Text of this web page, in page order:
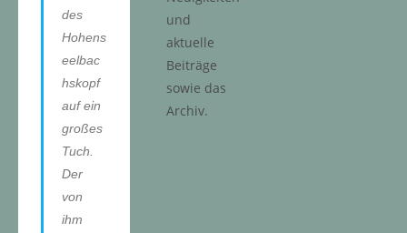
und
aktuelle
Beiträge
sowie das
Archiv.
des
Hohens
eelbac
hskopf
auf ein
großes
Tuch.
Der
von
ihm